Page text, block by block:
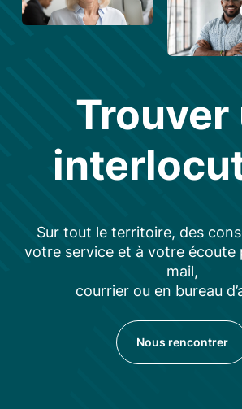
Trouver
Sur tout le territoire, des
votre service et à votre écoute
mail,
courrier ou en bureau
Nous rencontrer